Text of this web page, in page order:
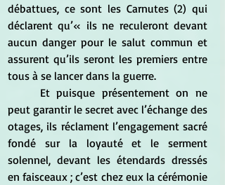
débattues, ce sont les Carnutes (2) qui
déclarent qu’« ils ne reculeront devant
aucun danger pour le salut commun et
assurent qu’ils seront les premiers entre
tous à se lancer dans la guerre.
peut garantir le secret avec l’échange des
otages, ils réclament l’engagement sacré
fondé sur la loyauté et le serment
solennel, devant les étendards dressés
en faisceaux ; c’est chez eux la cérémonie